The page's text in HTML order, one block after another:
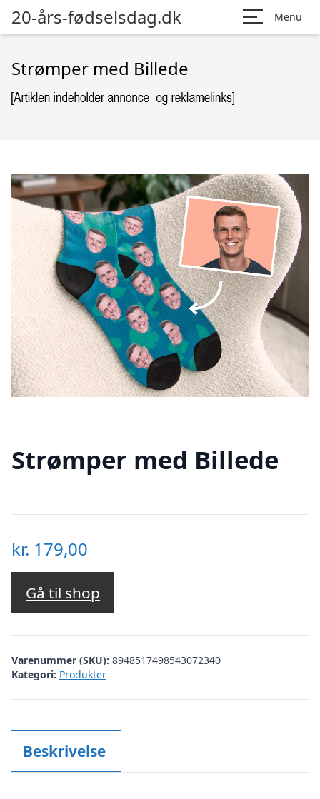
20-års-fødselsdag.dk Menu
Strømper med Billede
Strømper med Billede
kr. 179,00
Gå til shop
Varenummer (SKU): 8948517498543072340
Kategori: Produkter
Beskrivelse